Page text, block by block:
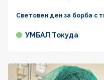
Световен ден за борба с
УМБАЛ Токуда